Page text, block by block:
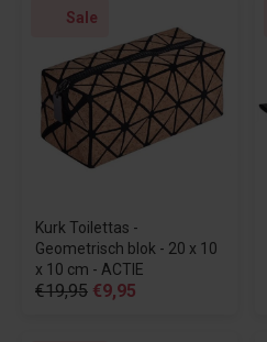
Sale
Kurk Toilettas -
Geometrisch blok - 20 x 10
x 10 cm - ACTIE
€19,95 €9,95